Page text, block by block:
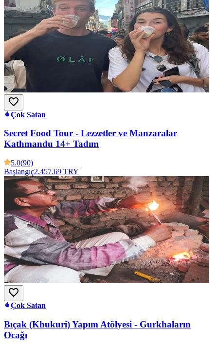
Çok Satan
Secret Food Tour - Lezzetler ve Manzaralar
Kathmandu 14+ Tadım
5.0(90)
Başlangıç2,457.69 TRY
Çok Satan
Bıçak (Khukuri) Yapım Atölyesi - Gurkhaların
Ocağı